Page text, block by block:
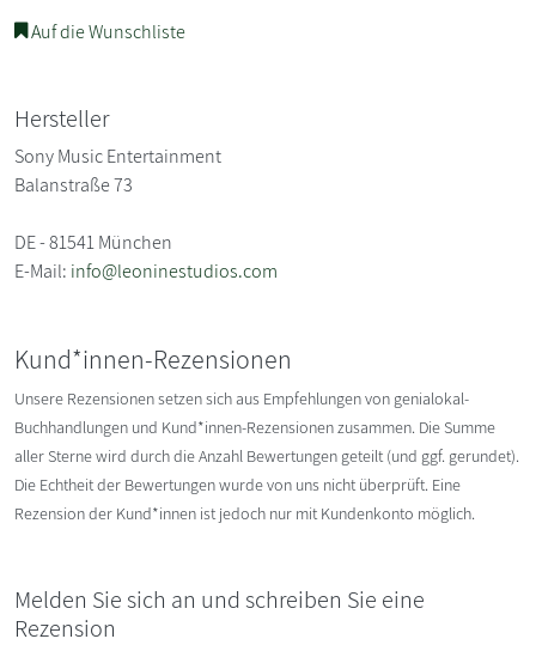
Auf die Wunschliste
Hersteller
Sony Music Entertainment
Balanstraße 73
DE - 81541 München
E-Mail: info@leoninestudios.com
Kund*innen-Rezensionen
Unsere Rezensionen setzen sich aus Empfehlungen von genialokal-
Buchhandlungen und Kund*innen-Rezensionen zusammen. Die Summe
aller Sterne wird durch die Anzahl Bewertungen geteilt (und ggf. gerundet).
Die Echtheit der Bewertungen wurde von uns nicht überprüft. Eine
Rezension der Kund*innen ist jedoch nur mit Kundenkonto möglich.
Melden Sie sich an und schreiben Sie eine
Rezension